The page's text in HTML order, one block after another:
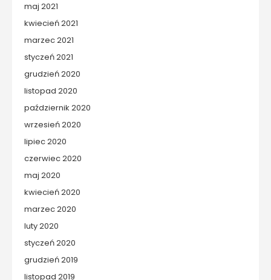
maj 2021
kwiecień 2021
marzec 2021
styczeń 2021
grudzień 2020
listopad 2020
październik 2020
wrzesień 2020
lipiec 2020
czerwiec 2020
maj 2020
kwiecień 2020
marzec 2020
luty 2020
styczeń 2020
grudzień 2019
listopad 2019